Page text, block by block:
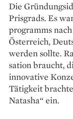
Die
Prisgrads. Es
programms
Österreich,
werden sollte.
sation braucht,
innovative
Tätigkeit
Natasha“ ein.